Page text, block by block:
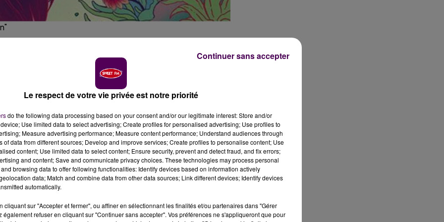
dernières années, les organisateurs du festival
redimensionné sur une journée unique, le 19 juin.
organisateurs du festival"Au Foin de la Rue"ont
pour le millésime 2021. A la place, ils proposent un
Denis-de-Gastines, baptisé"La Rue fait son Foin".La
20 mai. L’artiste de musique électroniqueChapelier
Le respect de votre vie privée est notre priorité
do the following data processing based on your consent and/or our legitimate interest: Store and/or
Use limited data to select advertising; Create profiles for personalised advertising; Use profiles to
Measure advertising performance; Measure content performance; Understand audiences through
of data from different sources; Develop and improve services; Create profiles to personalise content; Use
content; Use limited data to select content; Ensure security, prevent and detect fraud, and fix errors;
and content; Save and communicate privacy choices. These technologies may process personal
browsing data to offer following functionalities: Identify devices based on information actively
data; Match and combine data from other data sources; Link different devices; Identify devices
automatically.
cliquant sur "Accepter et fermer", ou affiner en sélectionnant les finalités et/ou partenaires dans "Gérer
également refuser en cliquant sur "Continuer sans accepter". Vos préférences ne s'appliqueront que pour
Continuer sans accepter